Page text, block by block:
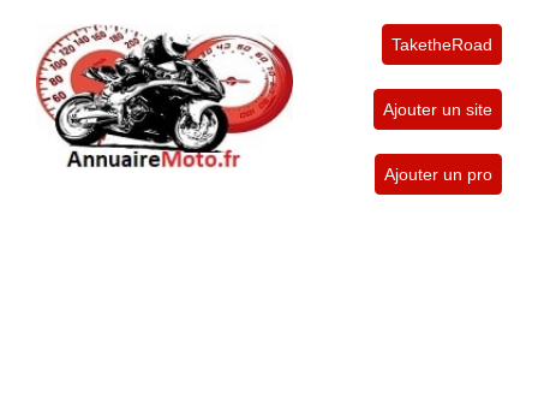
TaketheRoad
Ajouter un site
Ajouter un pro